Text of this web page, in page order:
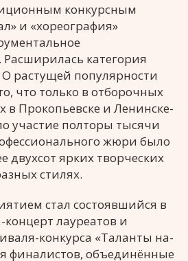
конкурсным
и «хореография»
Расширилась категория
растущей популярности
что только в отборочных
в Прокопьевске и Ленинске-
участие полторы тысячи
жюри было
двухсот ярких творческих
стилях.
стал состоявшийся в
концерт лауреатов и
конкурса «Таланты на-
финалистов, объединённые